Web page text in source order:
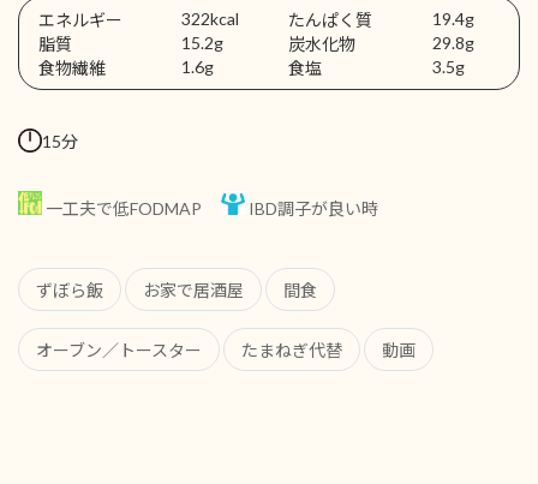
エネルギー 322kcal たんぱく質
19.4g
脂質
15.2g 炭水化物
29.8g
食物繊維
1.6g 食塩 3.5g
15分
一工夫で低FODMAP IBD調子が良い時
ずぼら飯 お家で居酒屋 間食
オーブン／トースター たまねぎ代替 動画